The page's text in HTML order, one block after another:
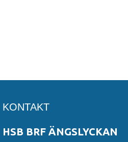
KONTAKT
HSB BRF ÄNGSLYCKAN